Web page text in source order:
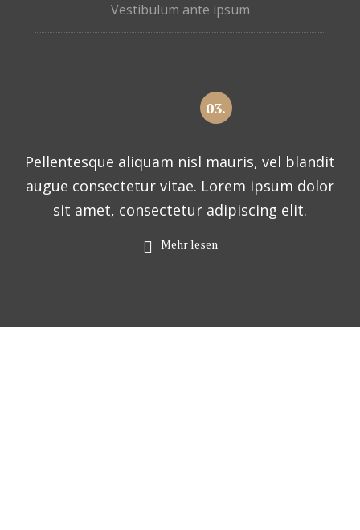
Vestibulum ante ipsum
03.
Pellentesque aliquam nisl mauris, vel blandit
augue consectetur vitae. Lorem ipsum dolor
sit amet, consectetur adipiscing elit.
Mehr lesen